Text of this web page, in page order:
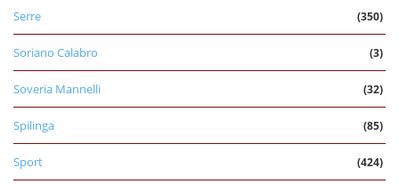
Serre (350)
Soriano Calabro (3)
Soveria Mannelli (32)
Spilinga (85)
Sport (424)